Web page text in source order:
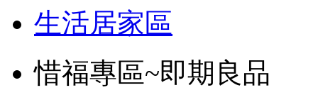
生活居家區
惜福專區~即期良品